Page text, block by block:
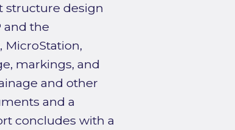
structure design
and the
MicroStation,
markings, and
and other
and a
concludes with a